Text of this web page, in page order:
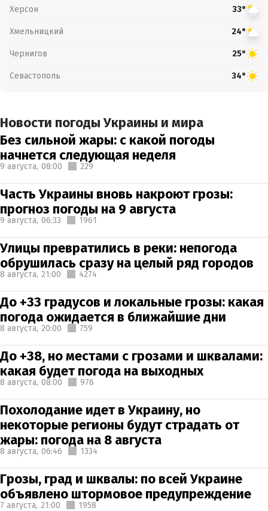
Херсон 33°
Хмельницкий 24°
Чернигов 25°
Севастополь 34°
Новости погоды Украины и мира
Без сильной жары: с какой погоды
начнется следующая неделя
9 августа, 08:00 229
Часть Украины вновь накроют грозы:
прогноз погоды на 9 августа
9 августа, 06:33 1961
Улицы превратились в реки: непогода
обрушилась сразу на целый ряд городов
8 августа, 21:00 4274
До +33 градусов и локальные грозы: какая
погода ожидается в ближайшие дни
8 августа, 20:00 759
До +38, но местами с грозами и шквалами:
какая будет погода на выходных
8 августа, 08:00 976
Похолодание идет в Украину, но
некоторые регионы будут страдать от
жары: погода на 8 августа
8 августа, 06:46 1334
Грозы, град и шквалы: по всей Украине
объявлено штормовое предупреждение
7 августа, 21:00 1958